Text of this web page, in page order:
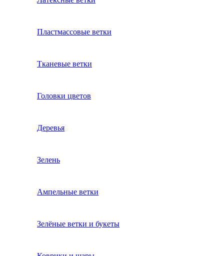
Пластмассовые ветки
Тканевые ветки
Головки цветов
Деревья
Зелень
Ампельные ветки
Зелёные ветки и букеты